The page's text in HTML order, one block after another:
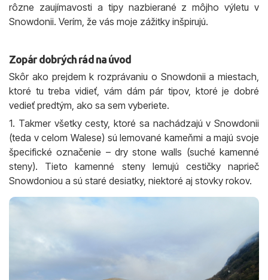
rôzne zaujímavosti a tipy nazbierané z môjho výletu v
Snowdonii. Verím, že vás moje zážitky inšpirujú.
Zopár dobrých rád na úvod
Skôr ako prejdem k rozprávaniu o Snowdonii a miestach,
ktoré tu treba vidieť, vám dám pár tipov, ktoré je dobré
vedieť predtým, ako sa sem vyberiete.
1. Takmer všetky cesty, ktoré sa nachádzajú v Snowdonii
(teda v celom Walese) sú lemované kameňmi a majú svoje
špecifické označenie – dry stone walls (suché kamenné
steny). Tieto kamenné steny lemujú cestičky naprieč
Snowdoniou a sú staré desiatky, niektoré aj stovky rokov.